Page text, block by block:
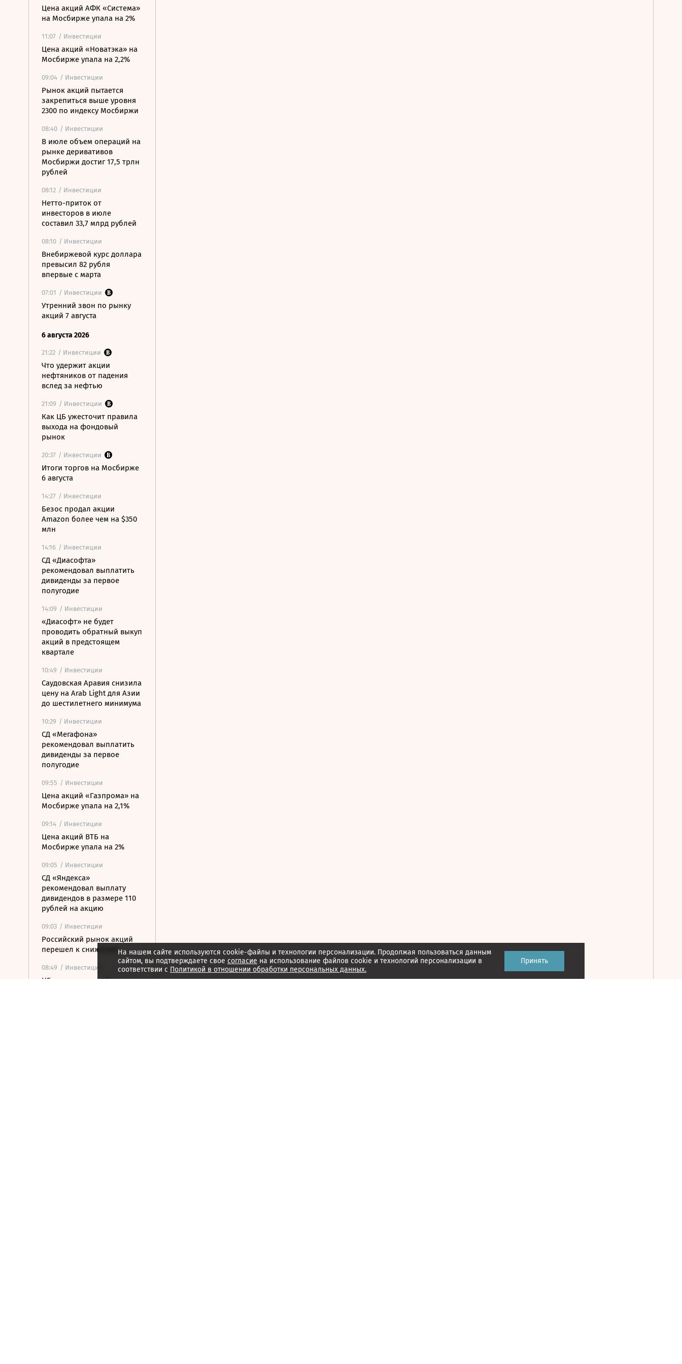
Цена акций АФК «Система»
на Мосбирже упала на 2%
11:07 / Инвестиции
Цена акций «Новатэка» на
Мосбирже упала на 2,2%
09:04 / Инвестиции
Рынок акций пытается
закрепиться выше уровня
2300 по индексу Мосбиржи
08:40 / Инвестиции
В июле объем операций на
рынке деривативов
Мосбиржи достиг 17,5 трлн
рублей
08:12 / Инвестиции
Нетто-приток от
инвесторов в июле
составил 33,7 млрд рублей
08:10 / Инвестиции
Внебиржевой курс доллара
превысил 82 рубля
впервые с марта
07:01 / Инвестиции
Утренний звон по рынку
акций 7 августа
6 августа 2026
21:22 / Инвестиции
Что удержит акции
нефтяников от падения
вслед за нефтью
21:09 / Инвестиции
Как ЦБ ужесточит правила
выхода на фондовый
рынок
20:37 / Инвестиции
Итоги торгов на Мосбирже
6 августа
14:27 / Инвестиции
Безос продал акции
Amazon более чем на $350
млн
14:16 / Инвестиции
СД «Диасофта»
рекомендовал выплатить
дивиденды за первое
полугодие
14:09 / Инвестиции
«Диасофт» не будет
проводить обратный выкуп
акций в предстоящем
квартале
10:49 / Инвестиции
Саудовская Аравия снизила
цену на Arab Light для Азии
до шестилетнего минимума
10:29 / Инвестиции
СД «Мегафона»
рекомендовал выплатить
дивиденды за первое
полугодие
09:55 / Инвестиции
Цена акций «Газпрома» на
Мосбирже упала на 2,1%
09:14 / Инвестиции
Цена акций ВТБ на
Мосбирже упала на 2%
09:05 / Инвестиции
СД «Яндекса»
рекомендовал выплату
дивидендов в размере 110
рублей на акцию
09:03 / Инвестиции
Российский рынок акций
перешел к снижению
08:49 / Инвестиции
ЦБ ужесточил требования к
На нашем сайте используются cookie-файлы и технологии персонализации. Продолжая пользоваться данным
сайтом, вы подтверждаете свое согласие на использование файлов cookie и технологий персонализации в
соответствии с Политикой в отношении обработки персональных данных.
Принять